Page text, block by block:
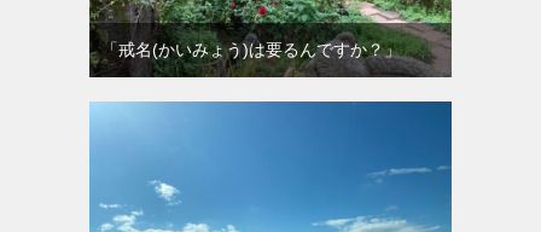
「戒名(かいみょう)は要るんですか？」